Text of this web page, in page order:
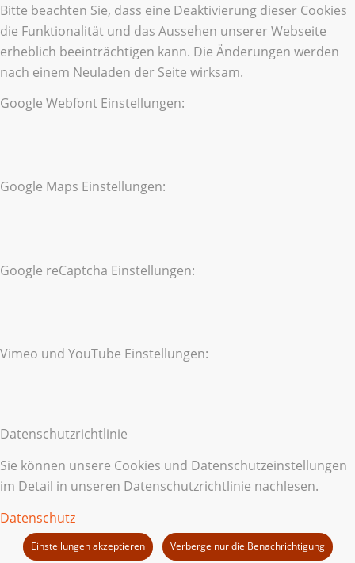
Bitte beachten Sie, dass eine Deaktivierung dieser Cookies
die Funktionalität und das Aussehen unserer Webseite
erheblich beeinträchtigen kann. Die Änderungen werden
nach einem Neuladen der Seite wirksam.
Google Webfont Einstellungen:
Google Maps Einstellungen:
Google reCaptcha Einstellungen:
Vimeo und YouTube Einstellungen:
Datenschutzrichtlinie
Sie können unsere Cookies und Datenschutzeinstellungen
im Detail in unseren Datenschutzrichtlinie nachlesen.
Datenschutz
Einstellungen akzeptieren Verberge nur die Benachrichtigung